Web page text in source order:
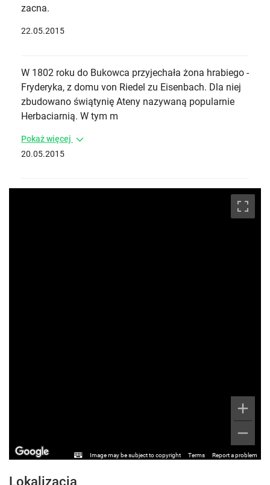
zacna.
22.05.2015
W 1802 roku do Bukowca przyjechała żona hrabiego -
Fryderyka, z domu von Riedel zu Eisenbach. Dla niej
zbudowano świątynię Ateny nazywaną popularnie
Herbaciarnią. W tym m
Pokaż więcej
20.05.2015
Image may be subject to copyright Terms Report a problem
Lokalizacja